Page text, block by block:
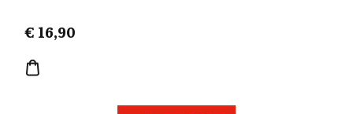
€ 16,90